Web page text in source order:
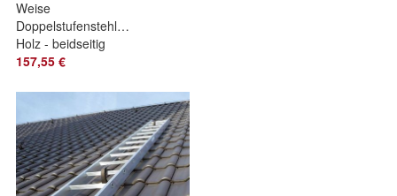
Weise
Doppelstufenstehleiter
Holz - beidseitig
begehbar
157,55 €